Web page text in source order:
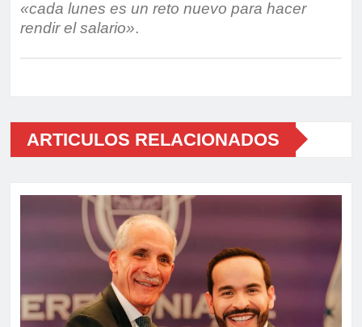
«cada lunes es un reto nuevo para hacer
rendir el salario».
ARTICULOS RELACIONADOS